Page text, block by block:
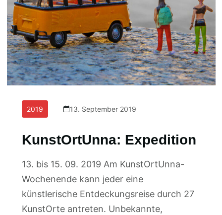
2019 13. September 2019
KunstOrtUnna: Expedition
13. bis 15. 09. 2019 Am KunstOrtUnna-
Wochenende kann jeder eine
künstlerische Entdeckungsreise durch 27
KunstOrte antreten. Unbekannte,